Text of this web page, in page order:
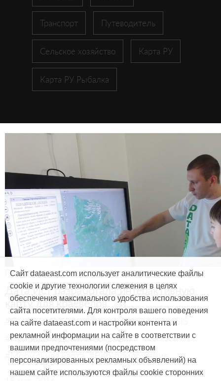
Транспорт Путеводитель
Сельское хозяйство Карта РУ
Карта РУ Рыбалка
Продукты и услуги
Дата Ист разработала интерактивную
карту для краеведов
#CarryMap #Интерактивная карта #ArcGIS
#Природа #Дети #География
#Мобильная карта #Веб-приложение
Сайт dataeast.com использует аналитические файлы
cookie и другие технологии слежения в целях
обеспечения максимального удобства использования
сайта посетителями. Для контроля вашего поведения
на сайте dataeast.com и настройки контента и
рекламной информации на сайте в соответствии с
вашими предпочтениями (посредством
персонализированных рекламных объявлений) на
нашем сайте используются файлы cookie сторонних